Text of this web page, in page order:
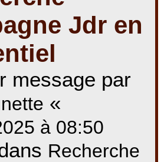
Jdr en
message par
«
à 08:50
Recherche